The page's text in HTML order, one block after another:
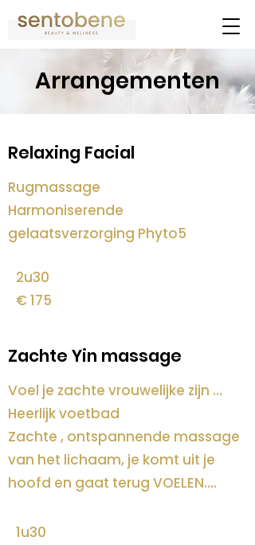
Arrangementen
Relaxing Facial
Rugmassage
Harmoniserende
gelaatsverzorging Phyto5
2u30
€ 175
Zachte Yin massage
Voel je zachte vrouwelijke zijn ...
Heerlijk voetbad
Zachte , ontspannende massage
van het lichaam, je komt uit je
hoofd en gaat terug VOELEN....
1u30